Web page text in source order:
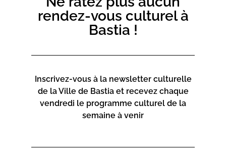
rendez-vous culturel à
Bastia !
Inscrivez-vous à la newsletter culturelle
de la Ville de Bastia et recevez chaque
vendredi le programme culturel de la
semaine à venir